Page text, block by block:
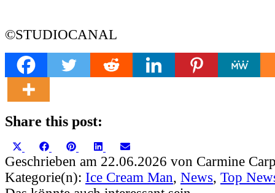
©STUDIOCANAL
Share this post:
Share
on
(Twitter)
Share
on
FacebookShare
on
Pinterest Share
on
LinkedInShare
on
Geschrieben am 22.06.2026 von Carmine
Kategorie(n): Ice Cream Man, News, Top